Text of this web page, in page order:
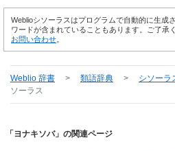
Weblioシソーラスはプログラムで自動的に生成
ワードが含まれていることもあります。ご了承
お問い合わせ
Weblio 辞書 > 類語辞典 > シソーラ
ソーラス
「ヨナキソバ」の関連ページ